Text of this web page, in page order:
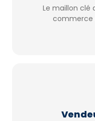
Le maillon clé
commerce